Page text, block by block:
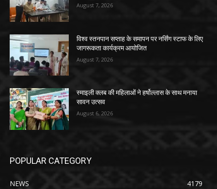
August 7, 2026
विश्व स्तनपान सप्ताह के समापन पर नर्सिंग स्टाफ के लिए
जागरूकता कार्यक्रम आयोजित
August 7, 2026
स्माइली क्लब की महिलाओं ने हर्षोल्लास के साथ मनाया
सावन उत्सव
August 6, 2026
POPULAR CATEGORY
NEWS
4179